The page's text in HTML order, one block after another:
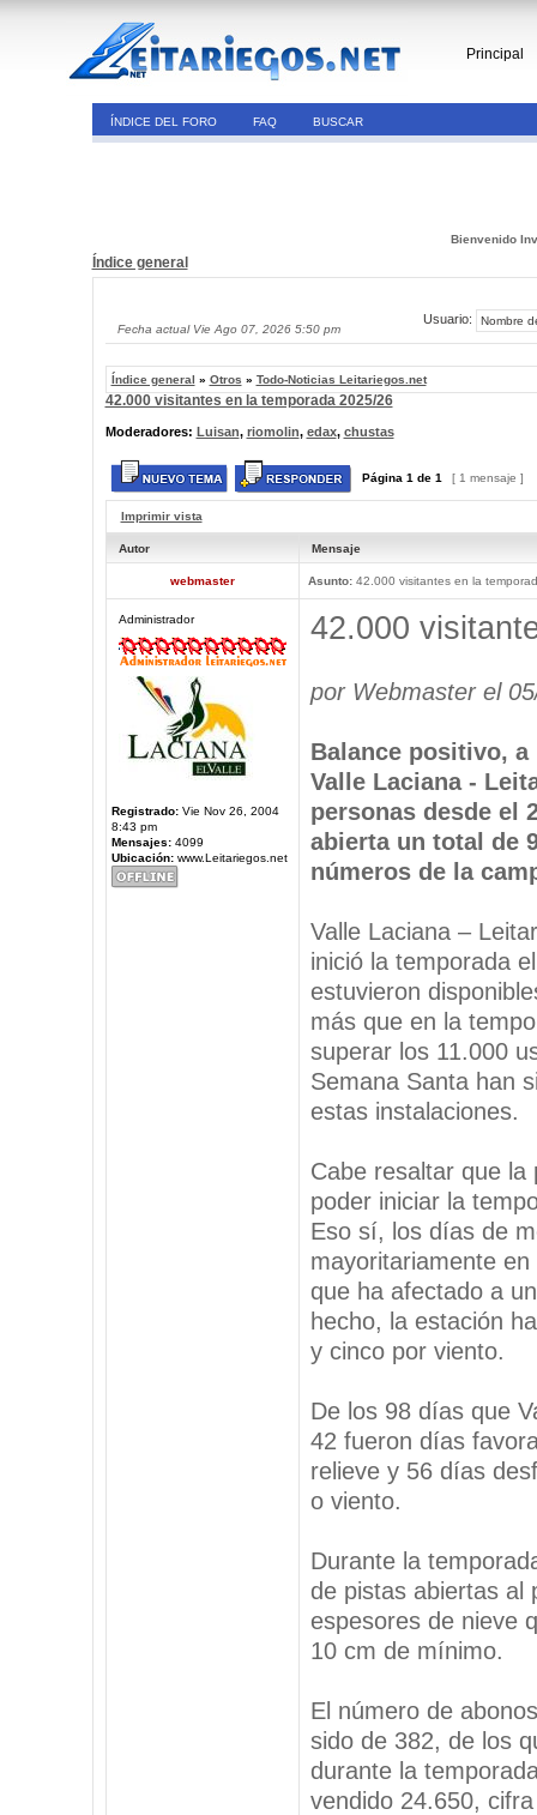
Principal
ÍNDICE DEL FORO FAQ BUSCAR
Bienvenido
Índice general
Fecha actual Vie Ago 07, 2026 5:50 pm
Usuario:
Índice general » Otros » Todo-Noticias Leitariegos.net
42.000 visitantes en la temporada 2025/26
Moderadores: Luisan, riomolin, edax, chustas
Página 1 de 1 [ 1 mensaje ]
Imprimir vista
Autor Mensaje
webmaster Asunto:42.000 visitantes en la
Administrador
Registrado:Vie Nov 26, 2004
8:43 pm
Mensajes:4099
Ubicación:www.Leitariegos.net
42.000
por Webmaster el
Balance positivo,
Valle Laciana -
personas desde el
abierta un total de
números de la
Valle Laciana –
inició la temporada
estuvieron
más que en la
superar los 11.000
Semana Santa han
estas instalaciones.
Cabe resaltar que la
poder iniciar la
Eso sí, los días de
mayoritariamente
que ha afectado a
hecho, la estación
y cinco por viento.
De los 98 días que
42 fueron días
relieve y 56 días
o viento.
Durante la
de pistas abiertas al
espesores de nieve
10 cm de mínimo.
El número de
sido de 382, de los
durante la
vendido 24.650,